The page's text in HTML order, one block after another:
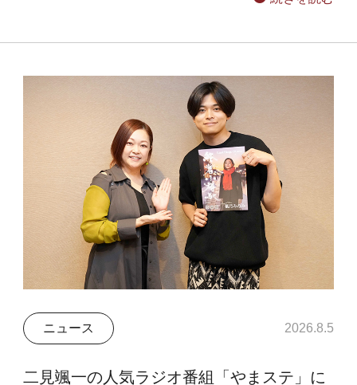
ニュース 2026.8.5
二見颯一の人気ラジオ番組「やまステ」に